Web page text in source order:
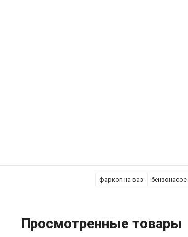
фаркоп на ваз бензонасос
Просмотренные товары